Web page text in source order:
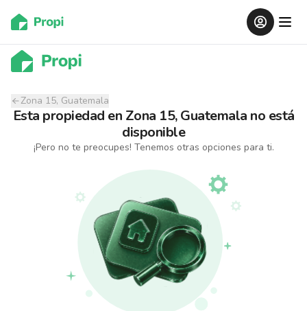
Zona 15, Guatemala
Esta propiedad en Zona 15, Guatemala no está
disponible
¡Pero no te preocupes! Tenemos otras opciones para ti.